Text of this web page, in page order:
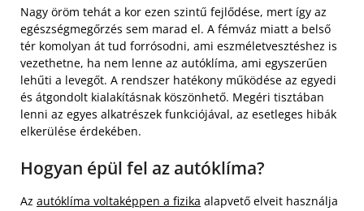
Nagy öröm tehát a kor ezen szintű fejlődése, mert így az
egészségmegőrzés sem marad el. A fémváz miatt a belső
tér komolyan át tud forrósodni, ami eszméletvesztéshez is
vezethetne, ha nem lenne az autóklíma, ami egyszerűen
lehűti a levegőt. A rendszer hatékony működése az egyedi
és átgondolt kialakításnak köszönhető. Megéri tisztában
lenni az egyes alkatrészek funkciójával, az esetleges hibák
elkerülése érdekében.
Hogyan épül fel az autóklíma?
Az autóklíma voltaképpen a fizika alapvető elveit használja